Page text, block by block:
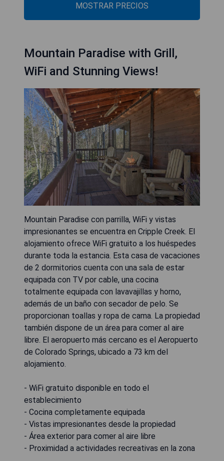
MOSTRAR PRECIOS
Mountain Paradise with Grill,
WiFi and Stunning Views!
Mountain Paradise con parrilla, WiFi y vistas
impresionantes se encuentra en Cripple Creek. El
alojamiento ofrece WiFi gratuito a los huéspedes
durante toda la estancia. Esta casa de vacaciones
de 2 dormitorios cuenta con una sala de estar
equipada con TV por cable, una cocina
totalmente equipada con lavavajillas y horno,
además de un baño con secador de pelo. Se
proporcionan toallas y ropa de cama. La propiedad
también dispone de un área para comer al aire
libre. El aeropuerto más cercano es el Aeropuerto
de Colorado Springs, ubicado a 73 km del
alojamiento.
- WiFi gratuito disponible en todo el
establecimiento
- Cocina completamente equipada
- Vistas impresionantes desde la propiedad
- Área exterior para comer al aire libre
- Proximidad a actividades recreativas en la zona